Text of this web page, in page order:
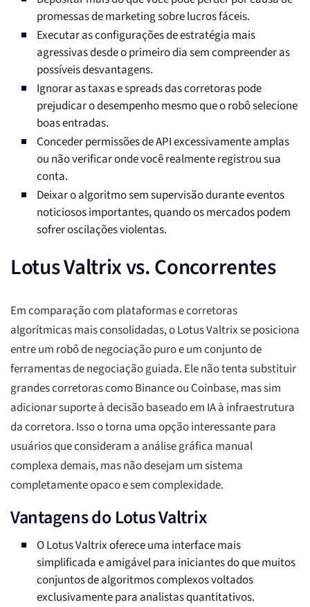
promessas de marketing sobre lucros fáceis.
Executar as configurações de estratégia mais
agressivas desde o primeiro dia sem compreender as
possíveis desvantagens.
Ignorar as taxas e spreads das corretoras pode
prejudicar o desempenho mesmo que o robô selecione
boas entradas.
Conceder permissões de API excessivamente amplas
ou não verificar onde você realmente registrou sua
conta.
Deixar o algoritmo sem supervisão durante eventos
noticiosos importantes, quando os mercados podem
sofrer oscilações violentas.
Lotus Valtrix vs. Concorrentes
Em comparação com plataformas e corretoras
algorítmicas mais consolidadas, o Lotus Valtrix se posiciona
entre um robô de negociação puro e um conjunto de
ferramentas de negociação guiada. Ele não tenta substituir
grandes corretoras como Binance ou Coinbase, mas sim
adicionar suporte à decisão baseado em IA à infraestrutura
da corretora. Isso o torna uma opção interessante para
usuários que consideram a análise gráfica manual
complexa demais, mas não desejam um sistema
completamente opaco e sem complexidade.
Vantagens do Lotus Valtrix
O Lotus Valtrix oferece uma interface mais
simplificada e amigável para iniciantes do que muitos
conjuntos de algoritmos complexos voltados
exclusivamente para analistas quantitativos.